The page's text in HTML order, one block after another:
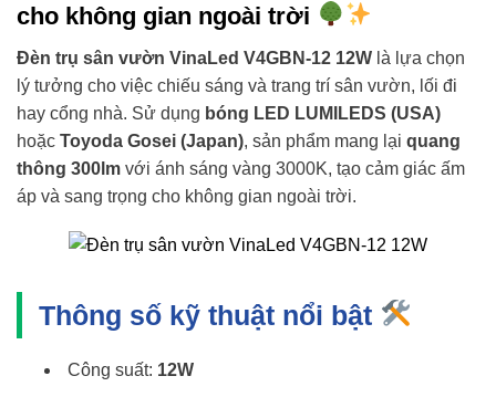
cho không gian ngoài trời
Đèn trụ sân vườn VinaLed V4GBN-12 12W là lựa chọn
lý tưởng cho việc chiếu sáng và trang trí sân vườn, lối đi
hay cổng nhà. Sử dụng bóng LED LUMILEDS (USA)
hoặc Toyoda Gosei (Japan), sản phẩm mang lại quang
thông 300lm với ánh sáng vàng 3000K, tạo cảm giác ấm
áp và sang trọng cho không gian ngoài trời.
Thông số kỹ thuật nổi bật
Công suất: 12W